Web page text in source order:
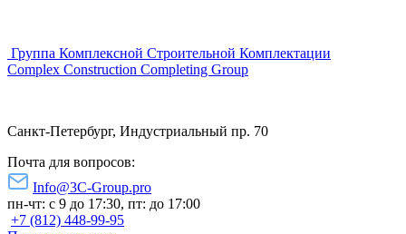
Группа Комплексной Строительной Комплектации
Complex Construction Completing Group
Санкт-Петербург, Индустриальный пр. 70
Почта для вопросов:
Info@3C-Group.pro
пн-чт: с 9 до 17:30, пт: до 17:00
+7 (812) 448-99-95